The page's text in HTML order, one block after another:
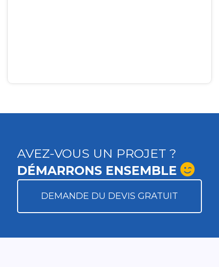
AVEZ-VOUS UN PROJET ?
DÉMARRONS ENSEMBLE
DEMANDE DU DEVIS GRATUIT